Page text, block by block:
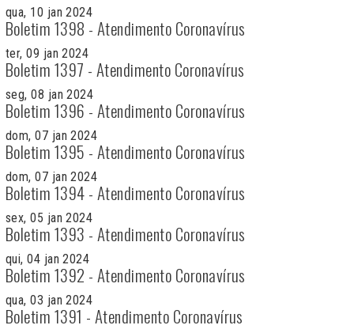
qua, 10 jan 2024
Boletim 1398 - Atendimento Coronavírus
ter, 09 jan 2024
Boletim 1397 - Atendimento Coronavírus
seg, 08 jan 2024
Boletim 1396 - Atendimento Coronavírus
dom, 07 jan 2024
Boletim 1395 - Atendimento Coronavírus
dom, 07 jan 2024
Boletim 1394 - Atendimento Coronavírus
sex, 05 jan 2024
Boletim 1393 - Atendimento Coronavírus
qui, 04 jan 2024
Boletim 1392 - Atendimento Coronavírus
qua, 03 jan 2024
Boletim 1391 - Atendimento Coronavírus